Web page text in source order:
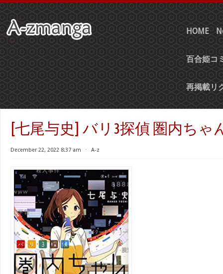
HOME
百合姫コ
再掲載リ
[七尾与史] バリ3探偵 圏内ちゃ
December 22, 2022 8:37 am ⋅ A-z